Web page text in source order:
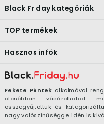
Fekete Péntek alkalmával
olcsóbban vásárolhatod
összegyűjtöttük és
nagy valószínűséggel idén is
Black Friday kategóriák
TOP termékek
Hasznos infók